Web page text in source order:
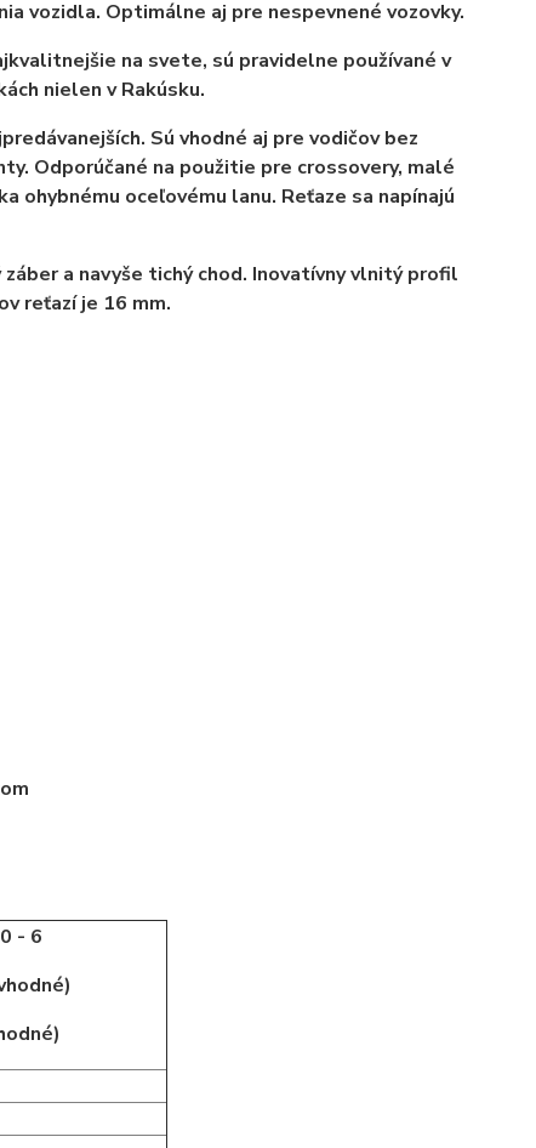
vozidla. Optimálne aj pre nespevnené vozovky.
na svete, sú pravidelne používané v
nielen v Rakúsku.
Sú vhodné aj pre vodičov bez
Odporúčané na použitie pre crossovery, malé
ohybnému oceľovému lanu. Reťaze sa napínajú
a navyše tichý chod. Inovatívny vlnitý profil
reťazí je 16 mm.
- 6